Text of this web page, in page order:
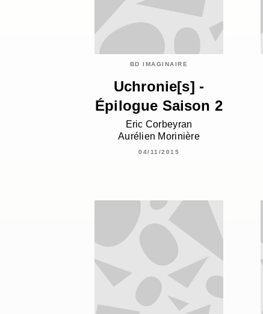
BD IMAGINAIRE
Uchronie[s] -
Épilogue Saison 2
Eric Corbeyran
Aurélien Morinière
04/11/2015